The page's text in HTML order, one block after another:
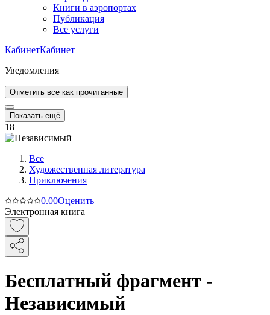
Книги в аэропортах
Публикация
Все услуги
КабинетКабинет
Уведомления
Отметить все как прочитанные
Показать ещё
18+
Все
Художественная литература
Приключения
0.00Оценить
Электронная книга
Бесплатный фрагмент -
Независимый